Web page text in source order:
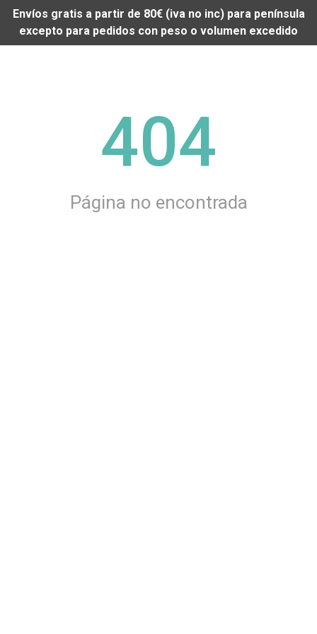
Envíos gratis a partir de 80€ (iva no inc) para península
excepto para pedidos con peso o volumen excedido
404
Página no encontrada